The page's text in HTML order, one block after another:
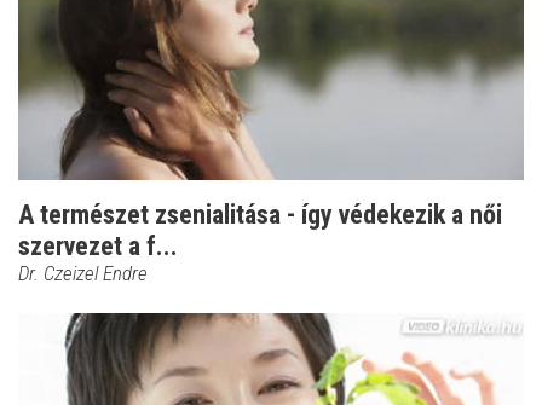
A természet zsenialitása - így védekezik a női
szervezet a f...
Dr. Czeizel Endre